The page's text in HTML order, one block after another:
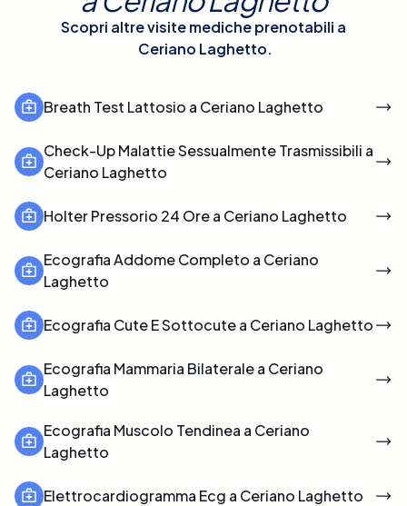
Scopri altre visite mediche prenotabili a
Ceriano Laghetto.
Breath Test Lattosio a Ceriano Laghetto
Check-Up Malattie Sessualmente Trasmissibili a
Ceriano Laghetto
Holter Pressorio 24 Ore a Ceriano Laghetto
Ecografia Addome Completo a Ceriano
Laghetto
Ecografia Cute E Sottocute a Ceriano Laghetto
Ecografia Mammaria Bilaterale a Ceriano
Laghetto
Ecografia Muscolo Tendinea a Ceriano
Laghetto
Elettrocardiogramma Ecg a Ceriano Laghetto